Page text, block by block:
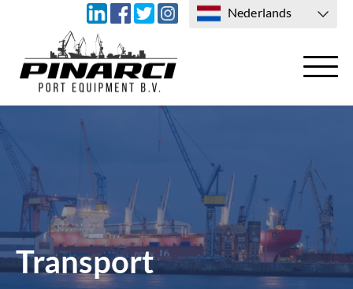
Nederlands
TRANSPORT
CONTACT
Transport